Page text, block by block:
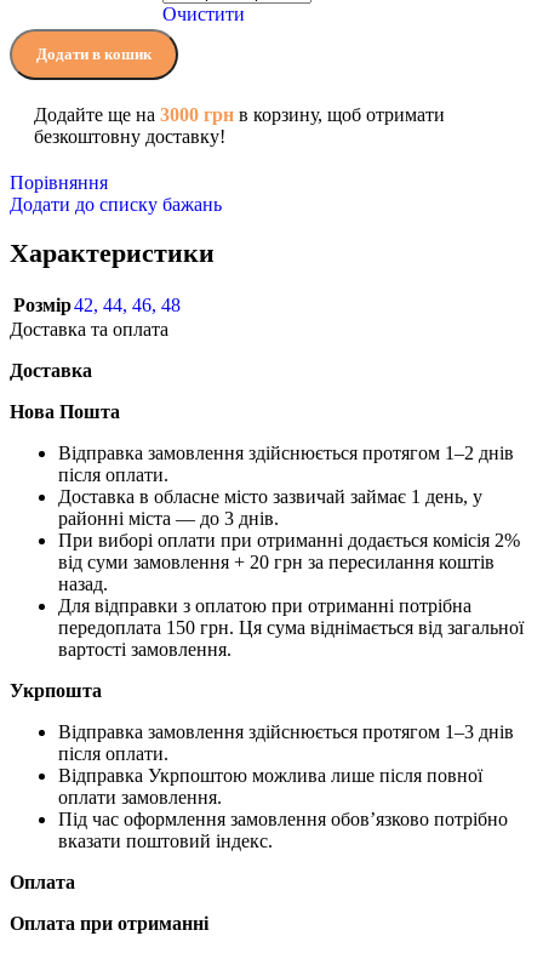
Очистити
Додати в кошик
Додайте ще на 3000 грн в корзину, щоб отримати
безкоштовну доставку!
Порівняння
Додати до списку бажань
Характеристики
Розмір42, 44, 46, 48
Доставка та оплата
Доставка
Нова Пошта
Відправка замовлення здійснюється протягом 1–2 днів
після оплати.
Доставка в обласне місто зазвичай займає 1 день, у
районні міста — до 3 днів.
При виборі оплати при отриманні додається комісія 2%
від суми замовлення + 20 грн за пересилання коштів
назад.
Для відправки з оплатою при отриманні потрібна
передоплата 150 грн. Ця сума віднімається від загальної
вартості замовлення.
Укрпошта
Відправка замовлення здійснюється протягом 1–3 днів
після оплати.
Відправка Укрпоштою можлива лише після повної
оплати замовлення.
Під час оформлення замовлення обов’язково потрібно
вказати поштовий індекс.
Оплата
Оплата при отриманні